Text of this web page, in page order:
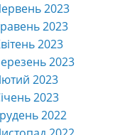
2023
2023
2023
2023
2023
2023
2022